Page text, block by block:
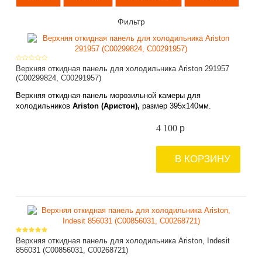
Фильтр
Верхняя откидная панель для холодильника Ariston 291957
(C00299824, С00291957)
Верхняя откидная панель морозильной камеры для
холодильников Ariston (Аристон), размер 395х140мм
4 100 p
В КОРЗИНУ
Верхняя откидная панель для холодильника Ariston, Indesit
856031 (C00856031, C00268721)